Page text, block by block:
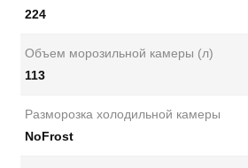
224
Объем морозильной камеры (л)
113
Разморозка холодильной камеры
NoFrost